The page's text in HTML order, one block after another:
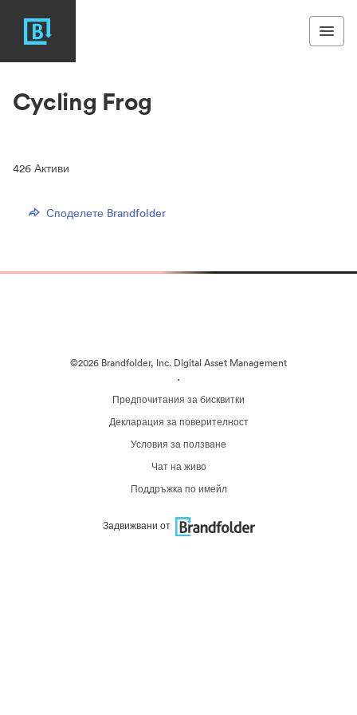
Cycling Frog
426 Активи
Споделете Brandfolder
©2026 Brandfolder, Inc. Digital Asset Management
·
Предпочитания за бисквитки
Декларация за поверителност
Условия за ползване
Чат на живо
Поддръжка по имейл
Задвижвани от